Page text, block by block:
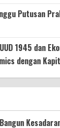
Putusan
1945 dan
dengan